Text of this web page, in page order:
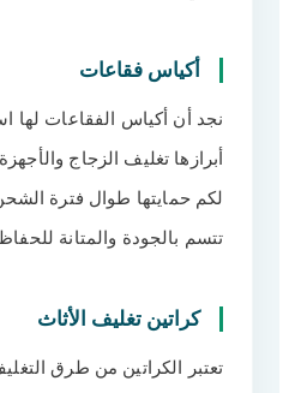
أكياس فقاعات
نجد أن أكياس الفقاعات لها
أبرازها تغليف الزجاج
لكم حمايتها طوال فترة
تتسم بالجودة والمتانة
كراتين تغليف الأثاث
تعتبر الكراتين من طرق